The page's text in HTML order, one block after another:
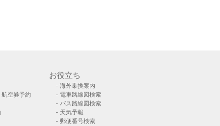
空券予約
お役立ち
海外乗換案内
電車路線図検索
バス路線図検索
天気予報
郵便番号検索